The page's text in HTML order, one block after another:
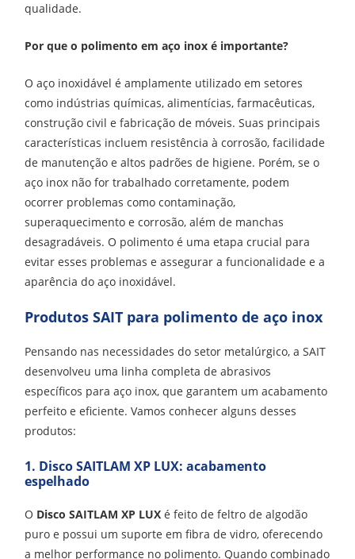
qualidade.
Por que o polimento em aço inox é importante?
O aço inoxidável é amplamente utilizado em setores
como indústrias químicas, alimentícias, farmacêuticas,
construção civil e fabricação de móveis. Suas principais
características incluem resistência à corrosão, facilidade
de manutenção e altos padrões de higiene. Porém, se o
aço inox não for trabalhado corretamente, podem
ocorrer problemas como contaminação,
superaquecimento e corrosão, além de manchas
desagradáveis. O polimento é uma etapa crucial para
evitar esses problemas e assegurar a funcionalidade e a
aparência do aço inoxidável.
Produtos SAIT para polimento de aço inox
Pensando nas necessidades do setor metalúrgico, a SAIT
desenvolveu uma linha completa de abrasivos
específicos para aço inox, que garantem um acabamento
perfeito e eficiente. Vamos conhecer alguns desses
produtos:
1. Disco SAITLAM XP LUX: acabamento
espelhado
O Disco SAITLAM XP LUX é feito de feltro de algodão
puro e possui um suporte em fibra de vidro, oferecendo
a melhor performance no polimento. Quando combinado